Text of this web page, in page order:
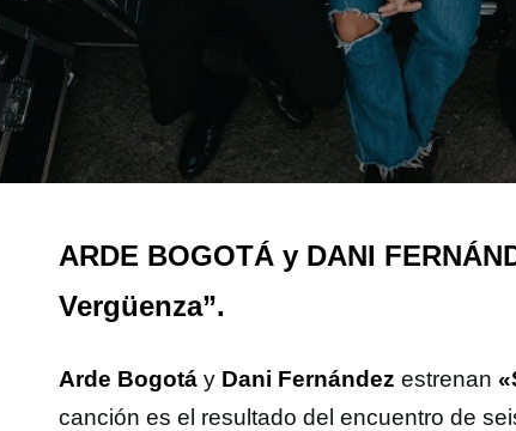
ARDE BOGOTÁ y DANI
Vergüenza”.
Arde Bogotá y Dani Fernández estrenan
canción es el resultado del encuentro de